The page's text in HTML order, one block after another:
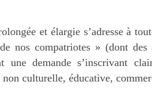
et élargie s’adresse à
nos compatriotes » (dont des
une demande s’inscrivant
non culturelle, éducative,